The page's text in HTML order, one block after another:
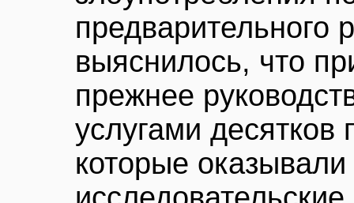
предварительного
выяснилось, что
прежнее
услугами
которые